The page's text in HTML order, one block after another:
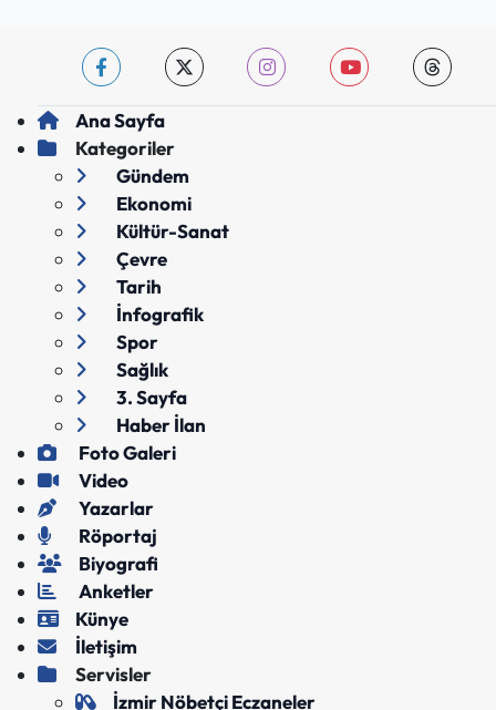
Ana Sayfa
Kategoriler
Gündem
Ekonomi
Kültür-Sanat
Çevre
Tarih
İnfografik
Spor
Sağlık
3. Sayfa
Haber İlan
Foto Galeri
Video
Yazarlar
Röportaj
Biyografi
Anketler
Künye
İletişim
Servisler
İzmir Nöbetçi Eczaneler